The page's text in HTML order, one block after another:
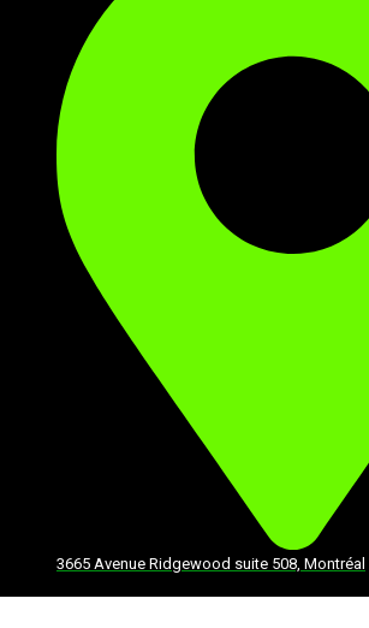
3665 Avenue Ridgewood suite 508, Montréal